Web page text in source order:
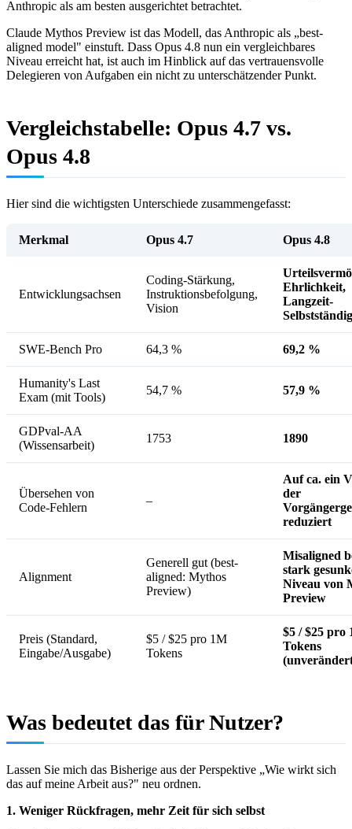
Anthropic als am besten ausgerichtet betrachtet.
Claude Mythos Preview ist das Modell, das Anthropic als „best-
aligned model" einstuft. Dass Opus 4.8 nun ein vergleichbares
Niveau erreicht hat, ist auch im Hinblick auf das vertrauensvolle
Delegieren von Aufgaben ein nicht zu unterschätzender Punkt.
Vergleichstabelle: Opus 4.7 vs.
Opus 4.8
Hier sind die wichtigsten Unterschiede zusammengefasst:
Merkmal Opus 4.7 Opus 4.8
Entwicklungsachsen
Coding-Stärkung,
Instruktionsbefolgung,
Vision
Ehrlichkeit,
Langzeit-
SWE-Bench Pro 64,3 % 69,2 %
Humanity's Last
Exam (mit Tools)
54,7 % 57,9 %
GDPval-AA
(Wissensarbeit)
1753 1890
Übersehen von
Code-Fehlern
–
Auf ca. ein
der
reduziert
Alignment
Generell gut (best-
aligned: Mythos
Preview)
Misaligned
stark
Niveau von
Preview
Preis (Standard,
Eingabe/Ausgabe)
$5 / $25 pro 1M
Tokens
$5 / $25 pro
Tokens
Was bedeutet das für Nutzer?
Lassen Sie mich das Bisherige aus der Perspektive „Wie wirkt sich
das auf meine Arbeit aus?" neu ordnen.
1. Weniger Rückfragen, mehr Zeit für sich selbst